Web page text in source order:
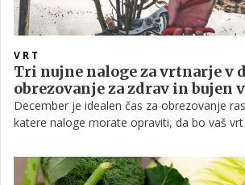
VRT
Tri nujne naloge za vrtnarje v
obrezovanje za zdrav in bujen
December je idealen čas za obrezovanje
katere naloge morate opraviti, da bo vaš